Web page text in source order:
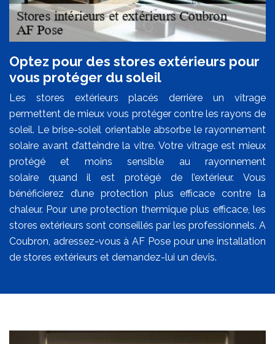
Optez pour des stores extérieurs pour
vous protéger du soleil
Les stores extérieurs placés derrière un vitrage
permettent de mieux vous protéger contre les rayons de
soleil. Le brise-soleil orientable absorbe le rayonnement
solaire avant d’atteindre la vitre. Votre vitrage est mieux
protégé et moins sensible au rayonnement
solaire quand il est protégé de l’extérieur. Vous
bénéficierez d’une protection plus efficace contre la
chaleur. Pour une protection thermique plus efficace, les
stores extérieurs sont conseillés par les professionnels. A
Coubron, adressez-vous à AF Pose pour une installation
de stores extérieurs et demandez-lui un devis.